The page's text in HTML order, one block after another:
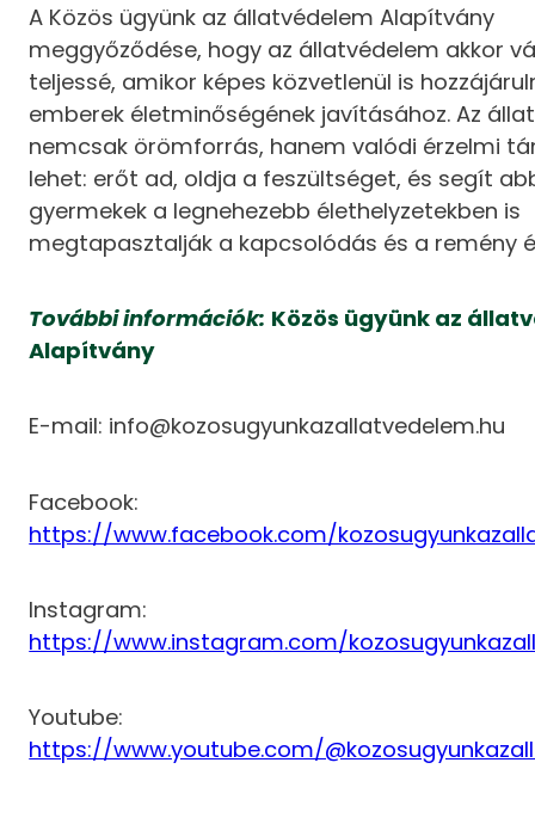
A Közös ügyünk az állatvédelem Alapítvány
meggyőződése, hogy az állatvédelem akkor
teljessé, amikor képes közvetlenül is
emberek életminőségének javításához. Az
nemcsak örömforrás, hanem valódi érzelmi
lehet: erőt ad, oldja a feszültséget, és segít
gyermekek a legnehezebb élethelyzetekben is
megtapasztalják a kapcsolódás és a remény
További információk: Közös ügyünk az
Alapítvány
E-mail: info@kozosugyunkazallatvedelem.hu
Facebook:
https://www.facebook.com/
Instagram:
https://www.instagram.com/
Youtube:
https://www.youtube.com/